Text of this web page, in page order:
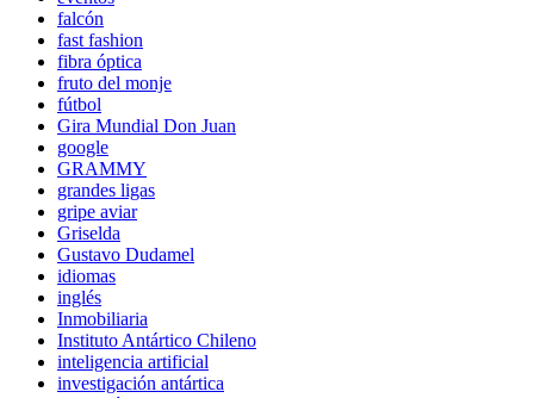
falcón
fast fashion
fibra óptica
fruto del monje
fútbol
Gira Mundial Don Juan
google
GRAMMY
grandes ligas
gripe aviar
Griselda
Gustavo Dudamel
idiomas
inglés
Inmobiliaria
Instituto Antártico Chileno
inteligencia artificial
investigación antártica